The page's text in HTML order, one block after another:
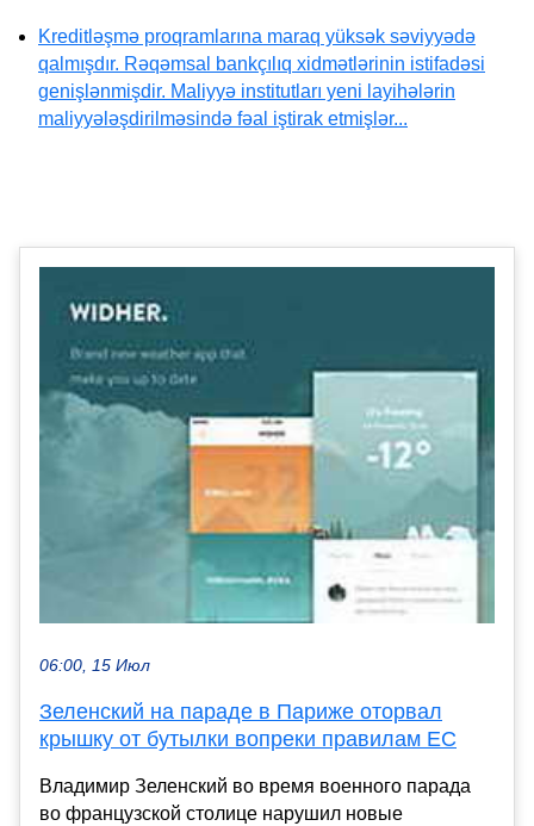
Kreditləşmə proqramlarına maraq yüksək səviyyədə
qalmışdır. Rəqəmsal bankçılıq xidmətlərinin istifadəsi
genişlənmişdir. Maliyyə institutları yeni layihələrin
maliyyələşdirilməsində fəal iştirak etmişlər...
06:00, 15 Июл
Зеленский на параде в Париже оторвал
крышку от бутылки вопреки правилам ЕС
Владимир Зеленский во время военного парада
во французской столице нарушил новые